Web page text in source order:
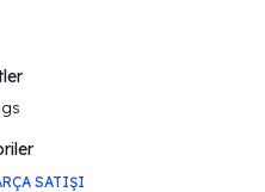
SATIŞI